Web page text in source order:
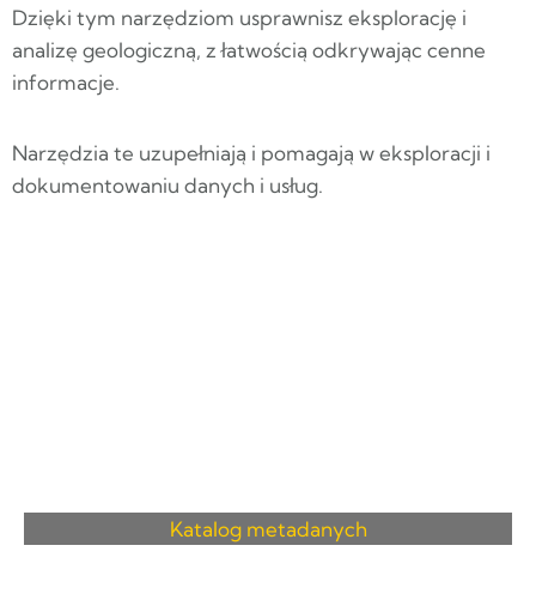
Dzięki tym narzędziom usprawnisz eksplorację i
analizę geologiczną, z łatwością odkrywając cenne
informacje.
Narzędzia te uzupełniają i pomagają w eksploracji i
dokumentowaniu danych i usług.
Katalog metadanych